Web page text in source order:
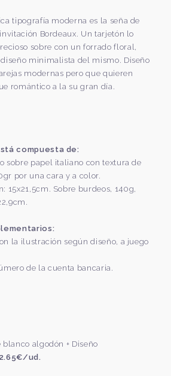
tipografía moderna es la seña de
Bordeaux. Un tarjetón lo
sobre con un forrado floral,
minimalista del mismo. Diseño
modernas pero que quieren
romántico a la su gran día.
compuesta de:
sobre papel italiano con textura de
por una cara y a color.
15x21,5cm. Sobre burdeos, 140g,
la ilustración según diseño, a juego
de la cuenta bancaria.
blanco algodón + Diseño
2.65€/ud.